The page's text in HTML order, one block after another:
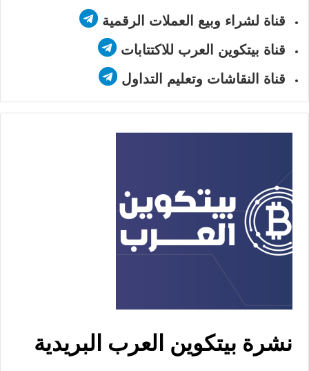
قناة لشراء وبيع العملات الرقمية
قناة بيتكوين العرب للاكتتابات
قناة النقاشات وتعليم التداول